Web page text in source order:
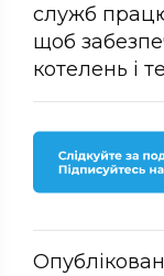
служб
щоб
котелень і